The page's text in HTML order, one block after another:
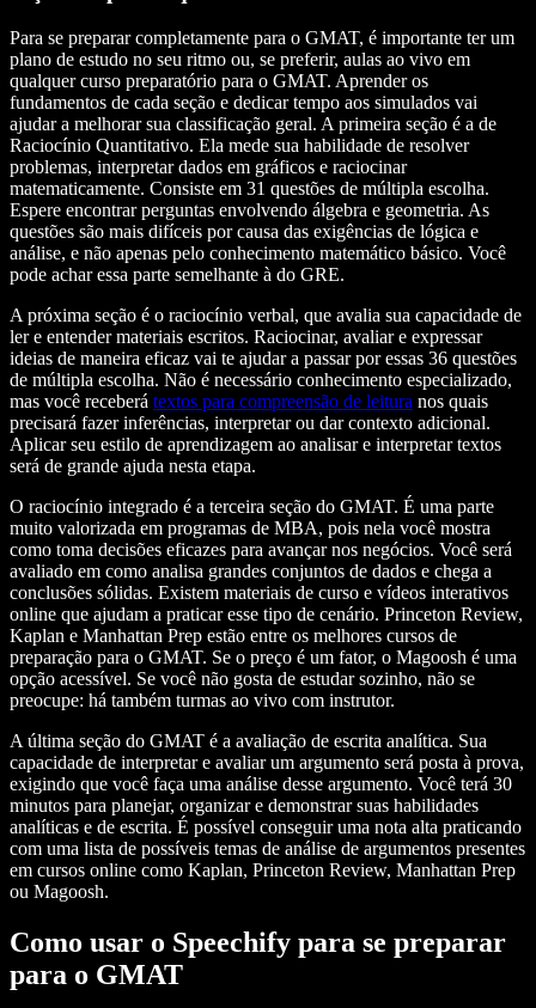
Para se preparar completamente para o GMAT, é importante ter um
plano de estudo no seu ritmo ou, se preferir, aulas ao vivo em
qualquer curso preparatório para o GMAT. Aprender os
fundamentos de cada seção e dedicar tempo aos simulados vai
ajudar a melhorar sua classificação geral. A primeira seção é a de
Raciocínio Quantitativo. Ela mede sua habilidade de resolver
problemas, interpretar dados em gráficos e raciocinar
matematicamente. Consiste em 31 questões de múltipla escolha.
Espere encontrar perguntas envolvendo álgebra e geometria. As
questões são mais difíceis por causa das exigências de lógica e
análise, e não apenas pelo conhecimento matemático básico. Você
pode achar essa parte semelhante à do GRE.
A próxima seção é o raciocínio verbal, que avalia sua capacidade de
ler e entender materiais escritos. Raciocinar, avaliar e expressar
ideias de maneira eficaz vai te ajudar a passar por essas 36 questões
de múltipla escolha. Não é necessário conhecimento especializado,
mas você receberá textos para compreensão de leitura nos quais
precisará fazer inferências, interpretar ou dar contexto adicional.
Aplicar seu estilo de aprendizagem ao analisar e interpretar textos
será de grande ajuda nesta etapa.
O raciocínio integrado é a terceira seção do GMAT. É uma parte
muito valorizada em programas de MBA, pois nela você mostra
como toma decisões eficazes para avançar nos negócios. Você será
avaliado em como analisa grandes conjuntos de dados e chega a
conclusões sólidas. Existem materiais de curso e vídeos interativos
online que ajudam a praticar esse tipo de cenário. Princeton Review,
Kaplan e Manhattan Prep estão entre os melhores cursos de
preparação para o GMAT. Se o preço é um fator, o Magoosh é uma
opção acessível. Se você não gosta de estudar sozinho, não se
preocupe: há também turmas ao vivo com instrutor.
A última seção do GMAT é a avaliação de escrita analítica. Sua
capacidade de interpretar e avaliar um argumento será posta à prova,
exigindo que você faça uma análise desse argumento. Você terá 30
minutos para planejar, organizar e demonstrar suas habilidades
analíticas e de escrita. É possível conseguir uma nota alta praticando
com uma lista de possíveis temas de análise de argumentos presentes
em cursos online como Kaplan, Princeton Review, Manhattan Prep
ou Magoosh.
Como usar o Speechify para se preparar
para o GMAT